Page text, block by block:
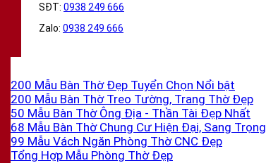
SĐT: 0938 249 666
Zalo: 0938 249 666
200 Mẫu Bàn Thờ Đẹp Tuyển Chọn
200 Mẫu Bàn Thờ Treo Tường, Trang Thờ Đẹp
50 Mẫu Bàn Thờ Ông Địa - Thần Tài Đẹp Nhất
68 Mẫu Bàn Thờ Chung Cư Hiện Đại, Sang Trọng
99 Mẫu Vách Ngăn Phòng Thờ CNC Đẹp
Tổng Hợp Mẫu Phòng Thờ Đẹp